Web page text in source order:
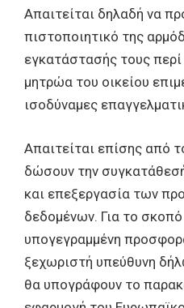
Απαιτείται δηλαδή να
πιστοποιητικό της
εγκατάστασής τους
μητρώα του οικείου
ισοδύναμες
Απαιτείται επίσης από
δώσουν την
και επεξεργασία των
δεδομένων. Για το
υπογεγραμμένη
ξεχωριστή υπεύθυνη
θα υπογράφουν το